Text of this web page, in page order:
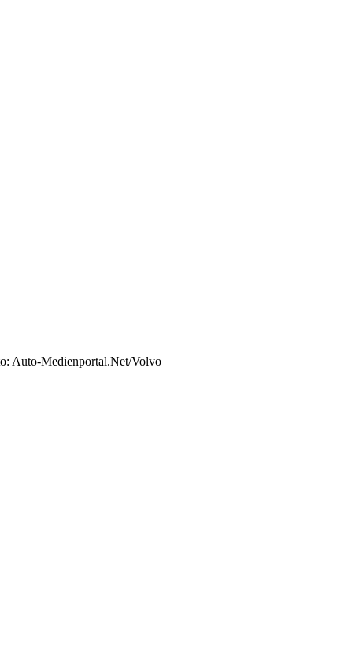
Auto-Medienportal.Net/Volvo